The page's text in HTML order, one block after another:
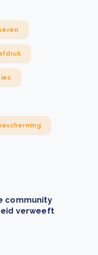
community
verweeft